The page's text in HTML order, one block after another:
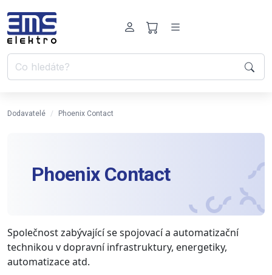
Dodavatelé Phoenix Contact
Phoenix Contact
Společnost zabývající se spojovací a automatizační
technikou v dopravní infrastruktury, energetiky,
automatizace atd.